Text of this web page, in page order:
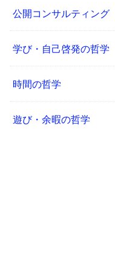
公開コンサルティング
学び・自己啓発の哲学
時間の哲学
遊び・余暇の哲学